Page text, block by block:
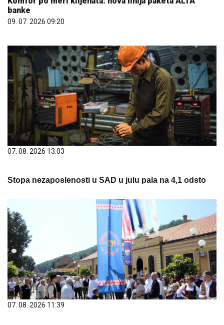
banke
09. 07. 2026 09:20
07. 08. 2026 13:03
Stopa nezaposlenosti u SAD u julu pala na 4,1 odsto
07. 08. 2026 11:39